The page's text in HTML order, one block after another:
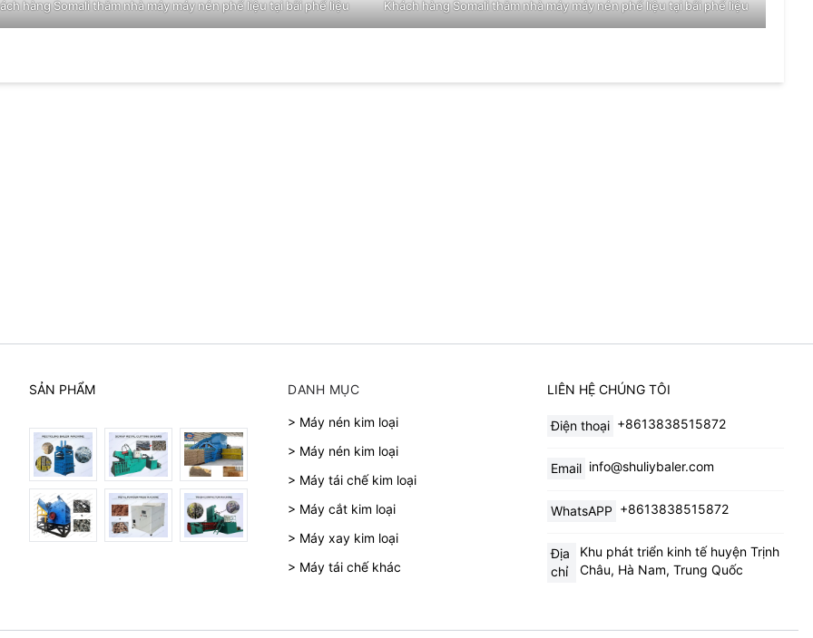
hàng Somali thăm nhà máy máy nén phế liệu tại bãi phế liệu Khách hàng Somali thăm nhà máy máy nén phế liệu tại bãi phế liệu
SẢN PHẨM DANH MỤC
> Máy nén kim loại
> Máy nén kim loại
> Máy tái chế kim loại
> Máy cắt kim loại
> Máy xay kim loại
> Máy tái chế khác
LIÊN HỆ CHÚNG TÔI
Điện thoại +8613838515872
Email info@shuliybaler.com
WhatsAPP +8613838515872
Địa
chỉ
Khu phát triển kinh tế huyện Trịnh
Châu, Hà Nam, Trung Quốc